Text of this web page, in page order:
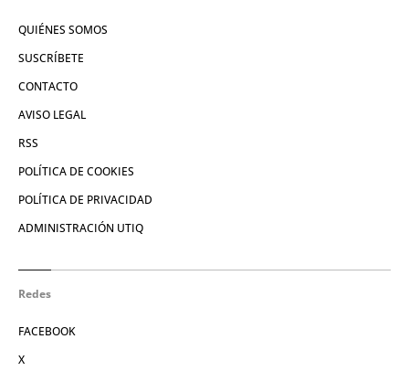
QUIÉNES SOMOS
SUSCRÍBETE
CONTACTO
AVISO LEGAL
RSS
POLÍTICA DE COOKIES
POLÍTICA DE PRIVACIDAD
ADMINISTRACIÓN UTIQ
Redes
FACEBOOK
X